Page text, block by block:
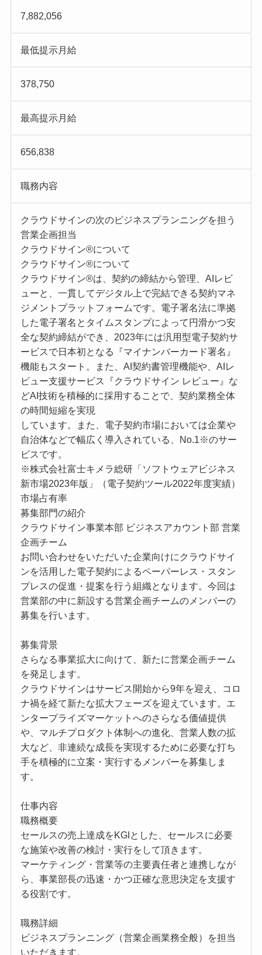
7,882,056
最低提示月給
378,750
最高提示月給
656,838
職務内容
クラウドサインの次のビジネスプランニングを担う
営業企画担当
クラウドサイン®︎について
クラウドサイン®︎について
クラウドサイン®︎は、契約の締結から管理、AIレビ
ューと、一貫してデジタル上で完結できる契約マネ
ジメントプラットフォームです。電子署名法に準拠
した電子署名とタイムスタンプによって円滑かつ安
全な契約締結ができ、2023年には汎用型電子契約サ
ービスで日本初となる『マイナンバーカード署名』
機能もスタート。また、AI契約書管理機能や、AIレ
ビュー支援サービス『クラウドサイン レビュー』な
どAI技術を積極的に採用することで、契約業務全体
の時間短縮を実現
しています。また、電子契約市場においては企業や
自治体などで幅広く導入されている、No.1※のサー
ビスです。
※株式会社富士キメラ総研「ソフトウェアビジネス
新市場2023年版」（電子契約ツール2022年度実績）
市場占有率
募集部門の紹介
クラウドサイン事業本部 ビジネスアカウント部 営業
企画チーム
お問い合わせをいただいた企業向けにクラウドサイ
ンを活用した電子契約によるペーパーレス・スタン
プレスの促進・提案を行う組織となります。今回は
営業部の中に新設する営業企画チームのメンバーの
募集を行います。
募集背景
さらなる事業拡大に向けて、新たに営業企画チーム
を発足します。
クラウドサインはサービス開始から9年を迎え、コロ
ナ禍を経て新たな拡大フェーズを迎えています。エ
ンタープライズマーケットへのさらなる価値提供
や、マルチプロダクト体制への進化、営業人数の拡
大など、非連続な成長を実現するために必要な打ち
手を積極的に立案・実行するメンバーを募集しま
す。
仕事内容
職務概要
セールスの売上達成をKGIとした、セールスに必要
な施策や改善の検討・実行をして頂きます。
マーケティング・営業等の主要責任者と連携しなが
ら、事業部長の迅速・かつ正確な意思決定を支援す
る役割です。
職務詳細
ビジネスプランニング（営業企画業務全般）を担当
いただきます。